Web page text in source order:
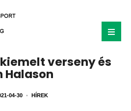
verseny és
Halason
04-30 • HÍREK